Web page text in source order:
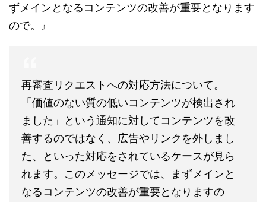
ずメインとなるコンテンツの改善が重要となります
ので。』
再審査リクエストへの対応方法について。
「価値のない質の低いコンテンツが検出され
ました」という通知に対してコンテンツを改
善するのではなく、広告やリンクを外しまし
た、といった対応をされているケースが見ら
れます。このメッセージでは、まずメインと
なるコンテンツの改善が重要となりますの